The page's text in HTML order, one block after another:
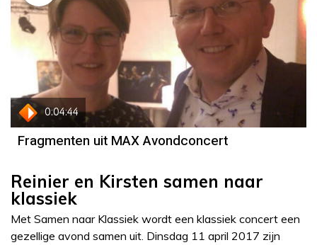
0:04:44
Fragmenten uit MAX Avondconcert
Reinier en Kirsten samen naar
klassiek
Met Samen naar Klassiek wordt een klassiek concert een
gezellige avond samen uit. Dinsdag 11 april 2017 zijn